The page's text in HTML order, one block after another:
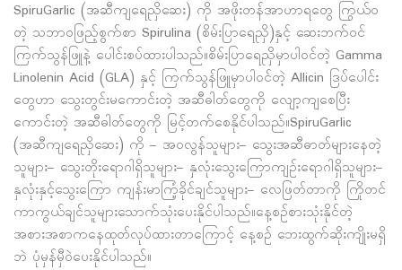
SpiruGarlic (အဆီကျရေညှိဆေး) ကို အဖိုးတန်အာဟာရတွေ ကြွယ်ဝ
တဲ့ သဘာဝဖြည့်စွက်စာ Spirulina (စိမ်းပြာရေညှိ)နှင့် ဆေးဘက်ဝင်
ကြက်သွန်ဖြူနဲ့ ပေါင်းစပ်ထားပါသည်။စိမ်းပြာရေညှိမှာပါဝင်တဲ့ Gamma
Linolenin Acid (GLA) နှင့် ကြက်သွန်ဖြူမှာပါဝင်တဲ့ Allicin ဒြပ်ပေါင်း
တွေဟာ သွေးတွင်းမကောင်းတဲ့ အဆီဓါတ်တွေကို လျော့ကျစေပြီး
ကောင်းတဲ့ အဆီဓါတ်တွေကို မြင့်တက်စေနိုင်ပါသည်။SpiruGarlic
(အဆီကျရေညှိဆေး) ကို – အဝလွန်သူများ– သွေးအဆီဓာတ်များနေတဲ့
သူများ– သွေးတိုးရောဂါရှိသူများ– နှလုံးသွေးကြောကျဉ်းရောဂါရှိသူများ–
နှလုံးနှင့်သွေးကြော ကျန်းမာကြံ့ခိုင်ချင်သူများ– လေဖြတ်တာကို ကြိုတင်
ကာကွယ်ချင်သူများသောက်သုံးပေးနိုင်ပါသည်။နေ့စဉ်စားသုံးနိုင်တဲ့
အစားအစာကနေထုတ်လုပ်ထားတာကြောင့် နေ့စဉ် ဘေးထွက်ဆိုးကျိုးမရှိ
ဘဲ ပုံမှန်မှီဝဲပေးနိုင်ပါသည်။